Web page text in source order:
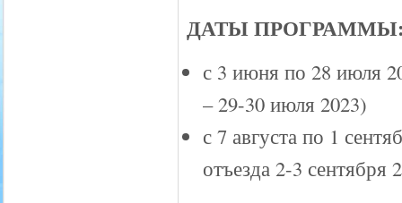
ДАТЫ
с 3 июня по 28 июля
– 29-30 июля 2023)
с 7 августа по 1
отъезда 2-3 сентября